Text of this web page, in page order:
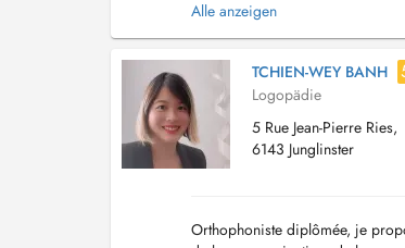
Alle anzeigen
TCHIEN-WEY BANH
Logopädie
5 Rue Jean-Pierre Ries,
6143 Junglinster
Orthophoniste diplômée, je